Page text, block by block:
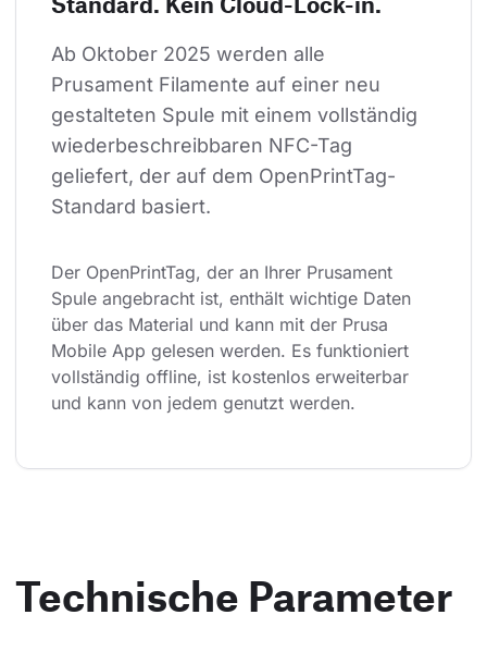
Ab Oktober 2025 werden alle
Prusament Filamente auf einer neu
gestalteten Spule mit einem vollständig
wiederbeschreibbaren NFC-Tag
geliefert, der auf dem OpenPrintTag-
Standard basiert.
Der OpenPrintTag, der an Ihrer Prusament
Spule angebracht ist, enthält wichtige Daten
über das Material und kann mit der Prusa
Mobile App gelesen werden. Es funktioniert
vollständig offline, ist kostenlos erweiterbar
und kann von jedem genutzt werden.
Technische Parameter